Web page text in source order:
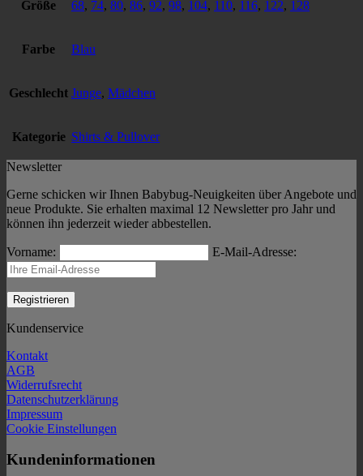
Größe 68, 74, 80, 86, 92, 98, 104, 110, 116, 122, 128
Farbe Blau
Geschlecht Junge, Mädchen
Kategorie Shirts & Pullover
Newsletter
Gerne schicken wir Ihnen Babybug-Neuigkeiten über Angebote und
neue Produkte. Sie erhalten maximal 12 Newsletter pro Jahr und
können ihn jederzeit wieder abbestellen.
Vorname: E-Mail-Adresse:
Kundenservice
Kontakt
AGB
Widerrufsrecht
Datenschutzerklärung
Impressum
Cookie Einstellungen
Kundeninformationen